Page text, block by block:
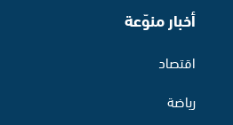
أخبار منوّعة
اقتصاد
رياضة